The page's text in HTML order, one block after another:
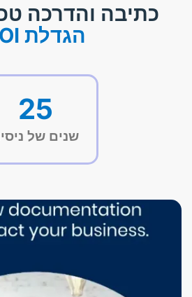
כתיבה והדרכה
הגדלת ROI
25
שנים של ניסיון